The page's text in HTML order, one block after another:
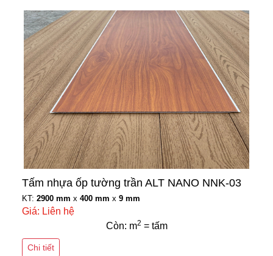
Tấm nhựa ốp tường trần ALT NANO NNK-03
KT: 2900 mm x 400 mm x 9 mm
Giá: Liên hệ
Còn: m2 = tấm
Chi tiết